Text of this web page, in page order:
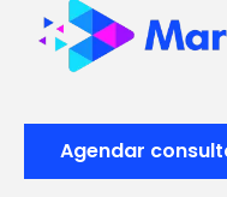
Agendar